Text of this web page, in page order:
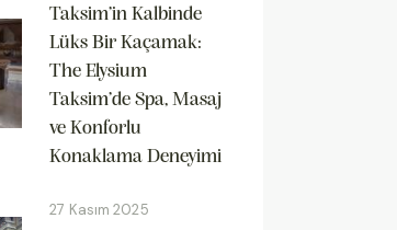
Taksim’in Kalbinde
Lüks Bir Kaçamak:
The Elysium
Taksim’de Spa, Masaj
ve Konforlu
Konaklama Deneyimi
27 Kasım 2025